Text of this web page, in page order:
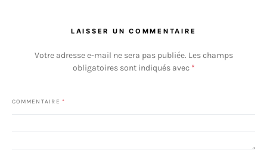
LAISSER UN COMMENTAIRE
Votre adresse e-mail ne sera pas publiée. Les champs
obligatoires sont indiqués avec *
COMMENTAIRE *